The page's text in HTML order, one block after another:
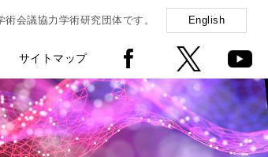
会議協力学術研究団体です。 English
サイトマップ